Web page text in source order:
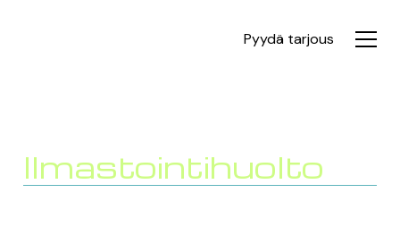
Pyydä tarjous
Ilmastointi­huolto